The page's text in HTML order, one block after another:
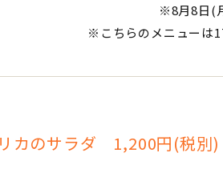
※8月8日(
※こちらのメニューは
カのサラダ 1,200円(税別)